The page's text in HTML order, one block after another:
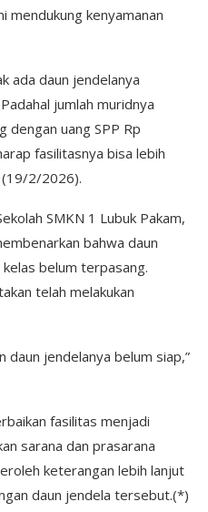
mendukung kenyamanan
ada daun jendelanya
jumlah muridnya
dengan uang SPP Rp
fasilitasnya bisa lebih
(19/2/2026).
SMKN 1 Lubuk Pakam,
bahwa daun
belum terpasang.
telah melakukan
daun jendelanya belum siap,”
fasilitas menjadi
sarana dan prasarana
keterangan lebih lanjut
daun jendela tersebut.(*)